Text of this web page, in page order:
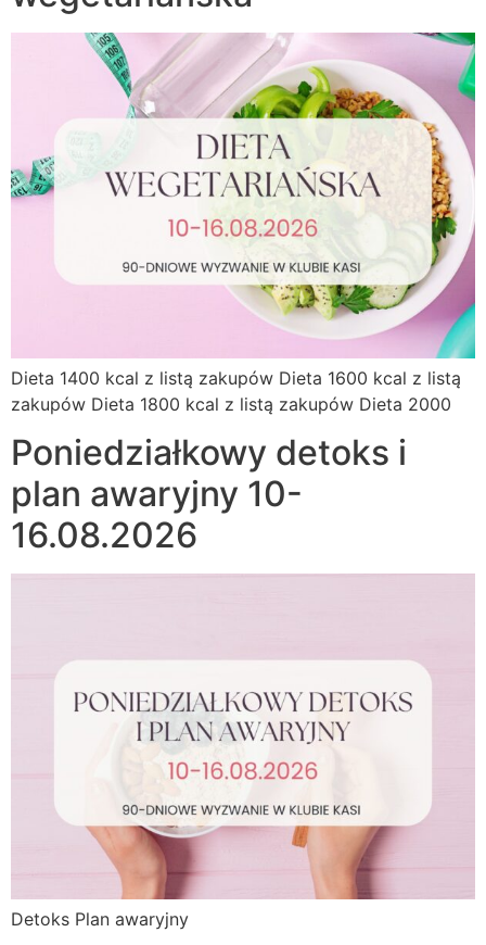
Dieta 1400 kcal z listą zakupów Dieta 1600 kcal z listą
zakupów Dieta 1800 kcal z listą zakupów Dieta 2000
Poniedziałkowy detoks i
plan awaryjny 10-
16.08.2026
Detoks Plan awaryjny